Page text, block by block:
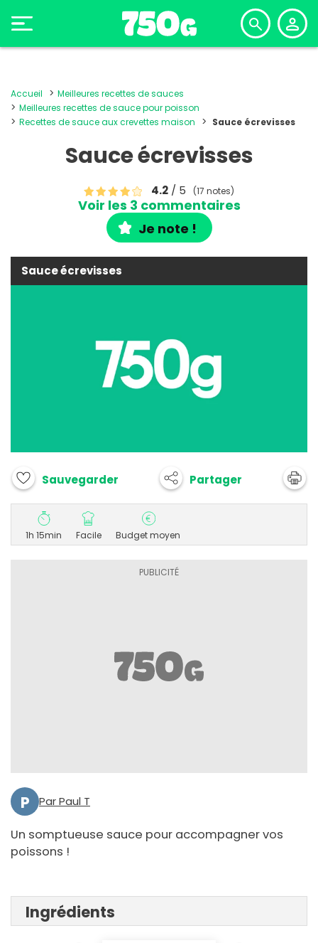
Accueil
Meilleures recettes de sauces
Meilleures recettes de sauce pour poisson
Recettes de sauce aux crevettes maison
Sauce écrevisses
Sauce écrevisses
4.2 / 5 (17 notes)
Voir les 3 commentaires
Je note !
Sauce écrevisses
Sauvegarder Partager
1h 15min Facile Budget moyen
P Par Paul T
Un somptueuse sauce pour accompagner vos
poissons !
Ingrédients